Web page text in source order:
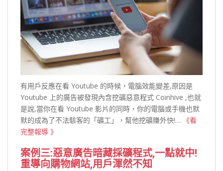
有用戶反應在看 Youtube 的時候，電腦效能變差,原因是
Youtube 上的廣告被發現內含挖礦惡意程式 Coinhive ,也就
是說,當你在看 Youtube 影片的同時，你的電腦或手機也默
默的成為了不法駭客的「礦工」，幫他挖礦賺外快!…
《看
完整報導 》
案例三:惡意廣告暗藏採礦程式,一點就中!
重導向購物網站,用戶渾然不知